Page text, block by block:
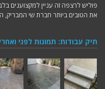
פוליש לרצפה זה עניין למקצוענים
את הטובים ביותר חברת שי המבריק,
תיק עבודות: תמונות לפני ואחרי